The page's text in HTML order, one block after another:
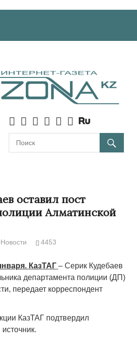
оставил пост
Алматинской
Новости 4453
КазТАГ – Серик Кудебаев
департамента полиции (ДП)
передает корреспондент
КазТАГ подтвердил